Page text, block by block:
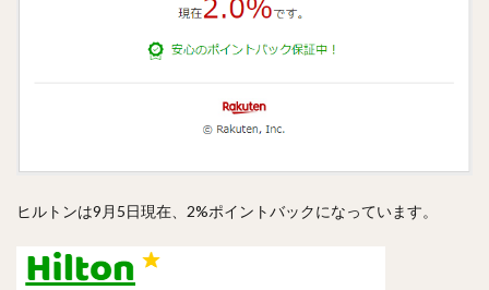
ヒルトンは9月5日現在、2%ポイントバックになっています。